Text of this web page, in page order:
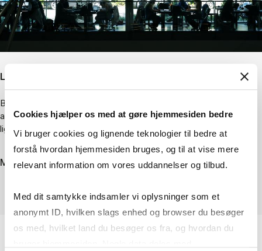
Cookies hjælper os med at gøre hjemmesiden bedre
Vi bruger cookies og lignende teknologier til bedre at
forstå hvordan hjemmesiden bruges, og til at vise mere
relevant information om vores uddannelser og tilbud.
Med dit samtykke indsamler vi oplysninger som et
anonymt ID, hvilken slags enhed og browser du besøger
os med, hvilket land du besøger os fra, og hvordan du
Læsepladser
Bi­bli­o­te­ket er fuld af læ­se­plad­ser og stu­e­e­ta­gen er åben for
alle. På 1. og 2. sal er plad­ser­ne for­be­holdt stu­de­ren­de på CBS,
ligesom læsesalene på H.V. Nyholms vej og i Dalgas Have.
Mere om faciliteterne